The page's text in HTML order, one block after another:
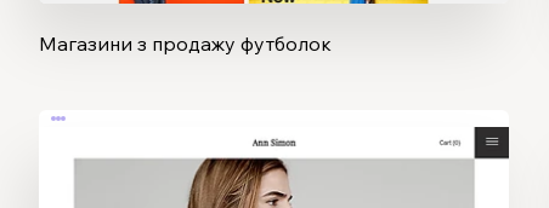
Магазини з продажу футболок